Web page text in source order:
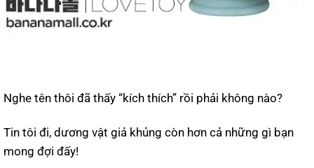
Nghe tên thôi đã thấy “kích thích” rồi phải không nào?
Tin tôi đi, dương vật giả khủng còn hơn cả những gì bạn
mong đợi đấy!